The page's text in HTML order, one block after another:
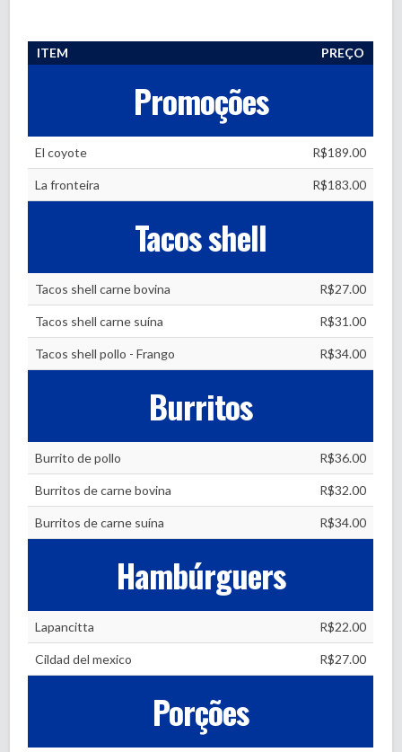
ITEM PREÇO
Promoções
El coyote R$189.00
La fronteira R$183.00
Tacos shell
Tacos shell carne bovina R$27.00
Tacos shell carne suína R$31.00
Tacos shell pollo - Frango R$34.00
Burritos
Burrito de pollo R$36.00
Burritos de carne bovina R$32.00
Burritos de carne suína R$34.00
Hambúrguers
Lapancitta R$22.00
Cildad del mexico R$27.00
Porções